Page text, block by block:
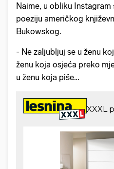
Naime, u obliku
poeziju američkog
Bukowskog.
- Ne zaljubljuj se u ženu
ženu koja osjeća preko
u ženu koja piše…